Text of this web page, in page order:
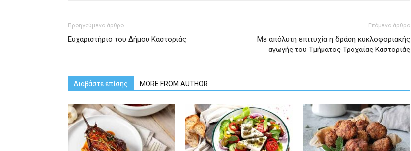
Προηγούμενο άρθρο
Ευχαριστήριο του Δήμου Καστοριάς
Επόμενο άρθρο
Με απόλυτη επιτυχία η δράση κυκλοφοριακής
αγωγής του Τμήματος Τροχαίας Καστοριάς
Διαβάστε επίσης MORE FROM AUTHOR